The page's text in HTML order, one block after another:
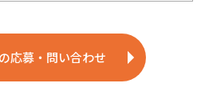
応募・問い合わせ